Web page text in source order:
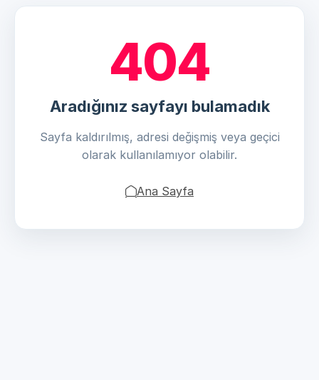
404
Aradığınız sayfayı bulamadık
Sayfa kaldırılmış, adresi değişmiş veya geçici
olarak kullanılamıyor olabilir.
Ana Sayfa